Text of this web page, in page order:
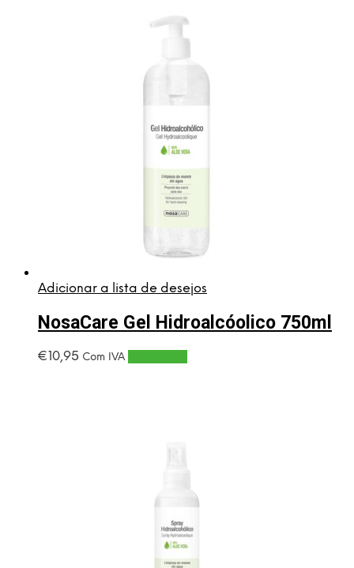
Adicionar a lista de desejos
NosaCare Gel Hidroalcóolico 750ml
€10,95 Com IVA